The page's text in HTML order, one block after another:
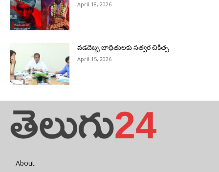
April 18, 2026
వడదెబ్బ బాధితులకు సత్వర చికిత్స
April 15, 2026
About